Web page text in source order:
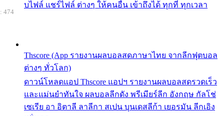
บไฟล์ แชร์ไฟล์ ต่างๆ ให้คนอื่น เข้าถึงได้ ทุกที่ ทุกเวลา
Thscore (App รายงานผลบอลสดภาษาไทย จากลีกฟุตบอล
ต่างๆ ทั่วโลก)
ดาวน์โหลดแอป Thscore แอปฯ รายงานผลบอลสดรวดเร็ว
และแม่นยำทันใจ ผลบอลลีกดัง พรีเมียร์ลีก อังกฤษ กัลโช่
เซเรีย อา อิตาลี ลาลีกา สเปน บุนเดสลีก้า เยอรมัน ลีกเอิง
474